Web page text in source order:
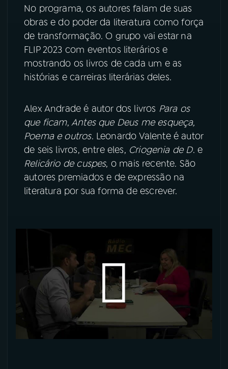
No programa, os autores falam de suas
obras e do poder da literatura como força
de transformação. O grupo vai estar na
FLIP 2023 com eventos literários e
mostrando os livros de cada um e as
histórias e carreiras literárias deles.
Alex Andrade é autor dos livros Para os
que ficam, Antes que Deus me esqueça,
Poema e outros. Leonardo Valente é autor
de seis livros, entre eles, Criogenia de D. e
Relicário de cuspes, o mais recente. São
autores premiados e de expressão na
literatura por sua forma de escrever.